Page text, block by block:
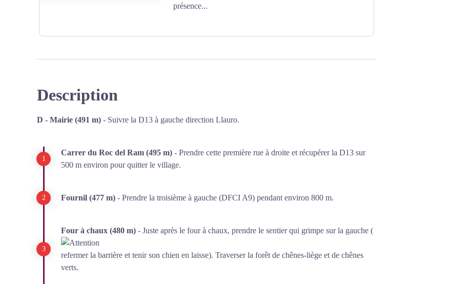
Voir l'image en plein écran
présence...
Description
D - Mairie (491 m) - Suivre la D13 à gauche direction Llauro.
Carrer du Roc del Ram (495 m) - Prendre cette première rue à droite et récupérer la D13 sur
500 m environ pour quitter le village.
Fournil (477 m) - Prendre la troisième à gauche (DFCI A9) pendant environ 800 m.
Four à chaux (480 m) - Juste après le four à chaux, prendre le sentier qui grimpe sur la gauche (
refermer la barrière et tenir son chien en laisse). Traverser la forêt de chênes-liège et de chênes
verts.